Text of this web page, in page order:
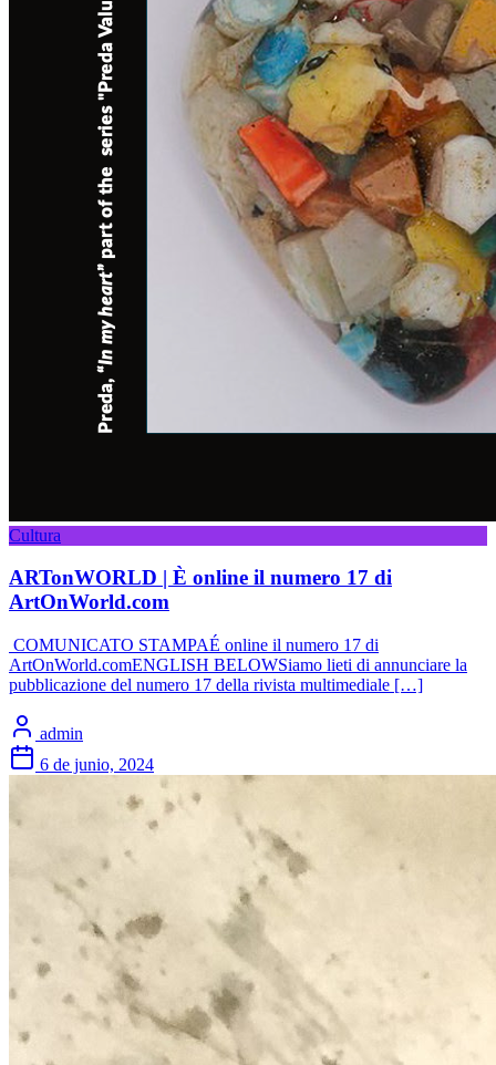
Cultura
ARTonWORLD | È online il numero 17 di
ArtOnWorld.com
COMUNICATO STAMPAÉ online il numero 17 di
ArtOnWorld.comENGLISH BELOWSiamo lieti di annunciare la
pubblicazione del numero 17 della rivista multimediale […]
admin
6 de junio, 2024